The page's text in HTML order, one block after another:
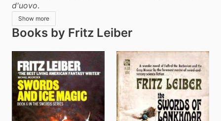
d'uovo.
Show more
Books by Fritz Leiber